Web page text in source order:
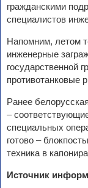
гражданскими
специалистов
Напомним, летом
инженерные
государственной
противотанковые
Ранее
–
специальных
готово –
техника в
Источник